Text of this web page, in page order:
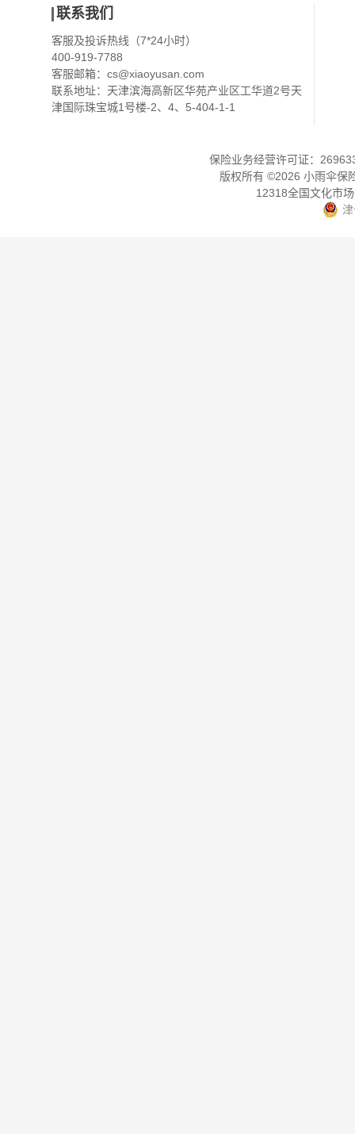
联系我们
客服及投诉热线（7*24小时）
400-919-7788
客服邮箱： cs@xiaoyusan.com
联系地址：天津滨海高新区华苑产业区工华道2号天
津国际珠宝城1号楼-2、4、5-404-1-1
保险业务经营许可证：
版权所有 ©2026 小雨伞保
12318全国文化市